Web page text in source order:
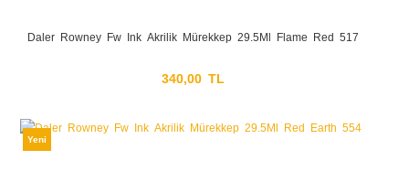
Daler Rowney Fw Ink Akrilik Mürekkep 29.5Ml Flame Red 517
340,00 TL
Yeni